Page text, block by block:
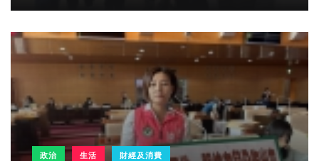
政治 生活 財經及消費